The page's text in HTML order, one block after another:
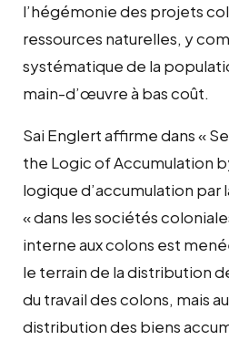
l’hégémonie des projets
ressources naturelles, y
systématique de la
main-d’œuvre à bas coût.
Sai Englert affirme dans «
the Logic of Accumulation
logique d’accumulation par
« dans les sociétés
interne aux colons est
le terrain de la distribution
du travail des colons, mais
distribution des biens